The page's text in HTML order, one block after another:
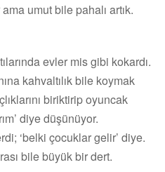
umut bile pahalı artık.
evler mis gibi kokardı.
kahvaltılık bile koymak
biriktirip oyuncak
diye düşünüyor.
‘belki çocuklar gelir’ diye.
bile büyük bir dert.